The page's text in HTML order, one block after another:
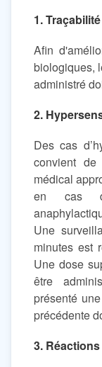
1. Traçabilité
Afin
biologiques,
administré
2.
Des cas
convient de
médical
en cas
Une
minutes est
Une dose
être
présenté
précédente
3.